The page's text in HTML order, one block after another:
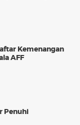
Kemenangan
AFF
Penuhi